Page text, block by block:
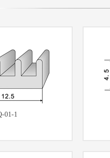
01-1